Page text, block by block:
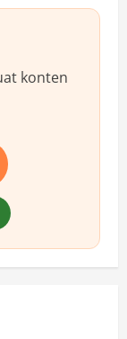
konten